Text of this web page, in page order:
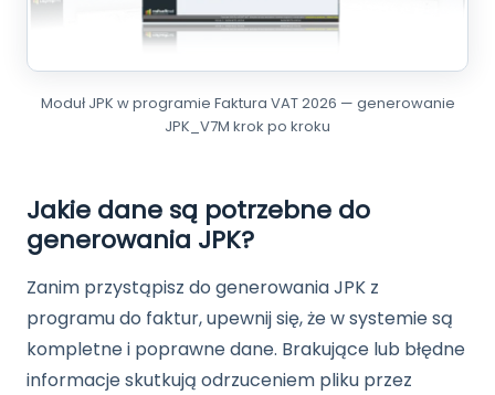
Moduł JPK w programie Faktura VAT 2026 — generowanie
JPK_V7M krok po kroku
Jakie dane są potrzebne do
generowania JPK?
Zanim przystąpisz do generowania JPK z
programu do faktur, upewnij się, że w systemie są
kompletne i poprawne dane. Brakujące lub błędne
informacje skutkują odrzuceniem pliku przez